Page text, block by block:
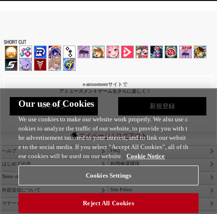
e-amusementサイトで
アミューズメントゲームをさらに楽しく！
ログイン 新規登録
マイページ|ログアウト
ヘルプ FAQ
はじめての方 利用推奨環境
Terms of Service Privacy Policy
外部送信について Site Policy
マナー＆ルール Contact Us
Our use of Cookies
We use cookies to make our website work properly. We also use c
ookies to analyze the traffic of our website, to provide you with t
he advertisement tailored to your interest, and to link our websit
e to the social media. If you select “Accept All Cookies”, all of th
ese cookies will be used on our website. Cookie Notice
Cookies Settings
Reject All Cookies